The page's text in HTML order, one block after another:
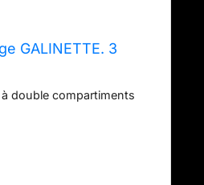
GALINETTE. 3
double compartiments